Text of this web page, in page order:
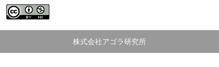
株式会社アゴラ研究所